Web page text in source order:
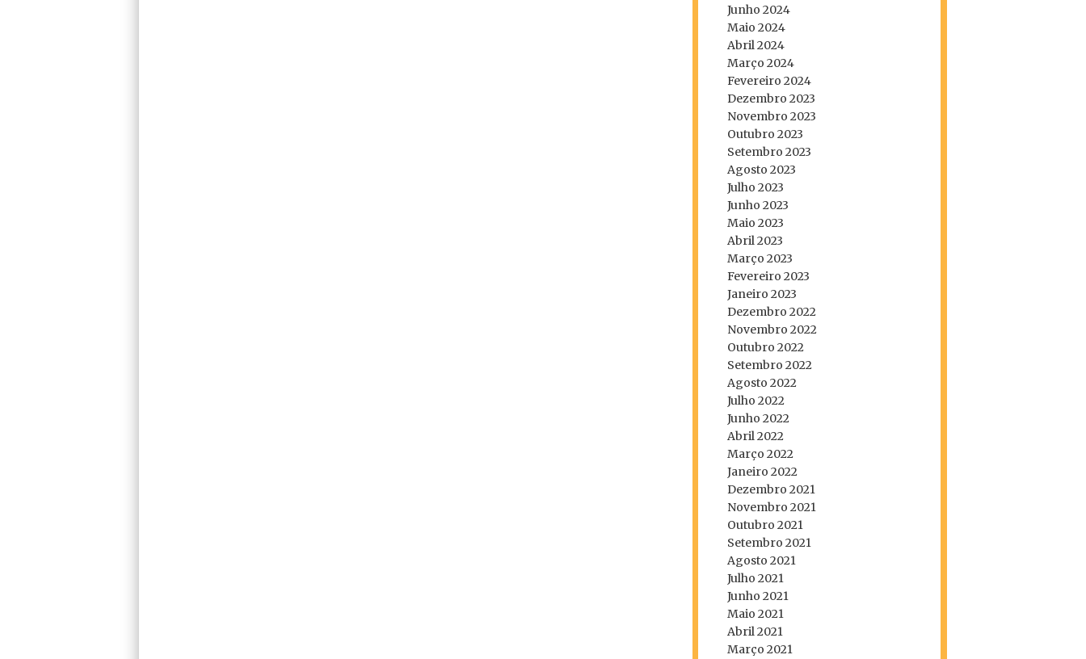
Junho 2024
Maio 2024
Abril 2024
Março 2024
Fevereiro 2024
Dezembro 2023
Novembro 2023
Outubro 2023
Setembro 2023
Agosto 2023
Julho 2023
Junho 2023
Maio 2023
Abril 2023
Março 2023
Fevereiro 2023
Janeiro 2023
Dezembro 2022
Novembro 2022
Outubro 2022
Setembro 2022
Agosto 2022
Julho 2022
Junho 2022
Abril 2022
Março 2022
Janeiro 2022
Dezembro 2021
Novembro 2021
Outubro 2021
Setembro 2021
Agosto 2021
Julho 2021
Junho 2021
Maio 2021
Abril 2021
Março 2021